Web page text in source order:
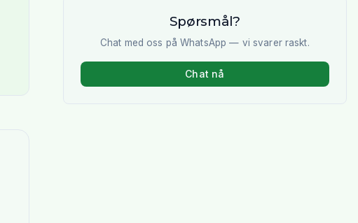
Spørsmål?
Chat med oss på WhatsApp — vi svarer raskt.
Chat nå